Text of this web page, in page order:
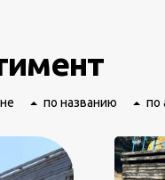
по названию по